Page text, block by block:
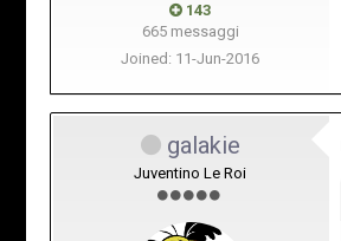
143
665 messaggi
Joined: 11-Jun-2016
galakie
Juventino Le Roi